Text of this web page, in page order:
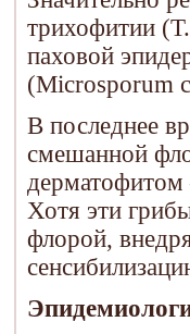
трихофитии
паховой
(Microsporum
В последнее
смешанной
Хотя эти
флорой,